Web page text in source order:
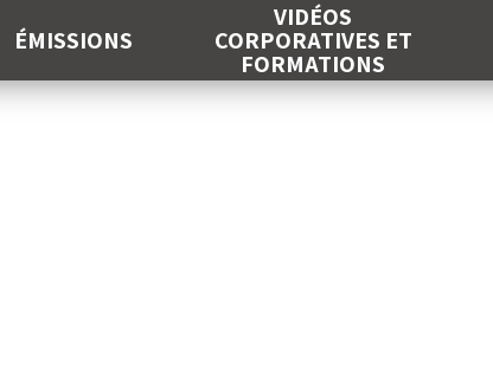
ÉMISSIONS
VIDÉOS
CORPORATIVES ET
FORMATIONS